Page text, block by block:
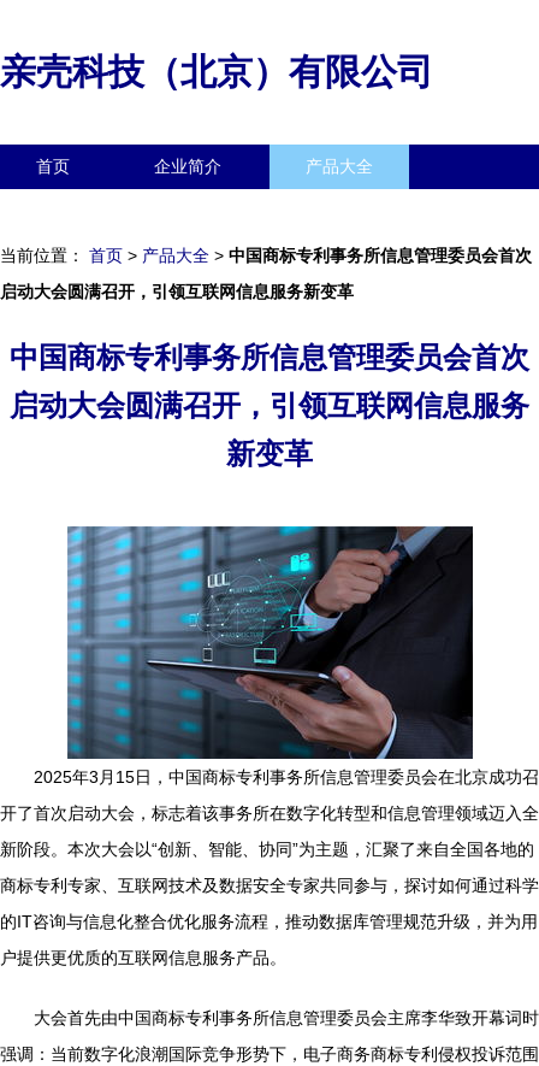
亲壳科技（北京）有限公司
首页 企业简介 产品大全
当前位置： 首页 > 产品大全 > 中国商标专利事务所信息管理委员会首次
启动大会圆满召开，引领互联网信息服务新变革
中国商标专利事务所信息管理委员会首次
启动大会圆满召开，引领互联网信息服务
新变革
2025年3月15日，中国商标专利事务所信息管理委员会在北京成功召
开了首次启动大会，标志着该事务所在数字化转型和信息管理领域迈入全
新阶段。本次大会以“创新、智能、协同”为主题，汇聚了来自全国各地的
商标专利专家、互联网技术及数据安全专家共同参与，探讨如何通过科学
的IT咨询与信息化整合优化服务流程，推动数据库管理规范升级，并为用
户提供更优质的互联网信息服务产品。
大会首先由中国商标专利事务所信息管理委员会主席李华致开幕词时
强调：当前数字化浪潮国际竞争形势下，电子商务商标专利侵权投诉范围